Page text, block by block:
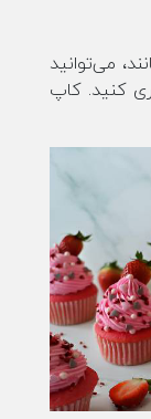
می‌توانید
کنید. کاپ